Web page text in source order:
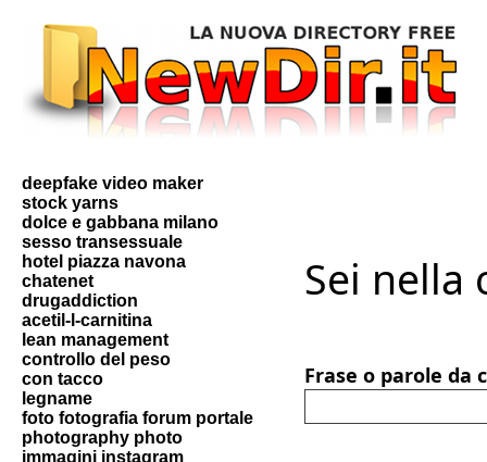
deepfake video maker
stock yarns
dolce e gabbana milano
sesso transessuale
hotel piazza navona
chatenet
drugaddiction
acetil-l-carnitina
lean management
controllo del peso
con tacco
legname
foto fotografia forum portale
photography photo
immagini instagram
Sei
Frase o parole da